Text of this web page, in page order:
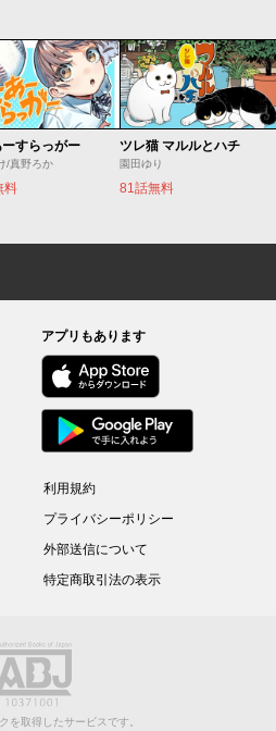
すらっがー
/真野ろか
料
ツレ猫 マルルとハチ
園田ゆり
81話無料
アプリもあります
利用規約
プライバシーポリシー
外部送信について
特定商取引法の表示
を取得したサービスです。